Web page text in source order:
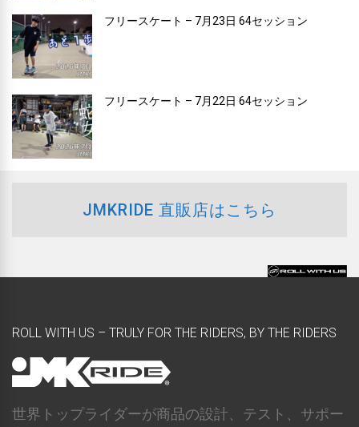
フリースケート – 7月23日 64セッション
フリースケート – 7月22日 64セッション
JMKRIDE 直販店はこちら
ROLL WITH US – TRULY FOR THE RIDERS, BY THE RIDERS
世界トップライダーが商品の設計、テスト、サポー